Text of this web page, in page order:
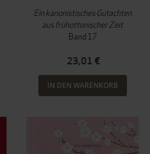
Ein kanonistisches Gutachten
aus frühottonischer Zeit
Band 17
23,01 €
IN DEN WARENKORB